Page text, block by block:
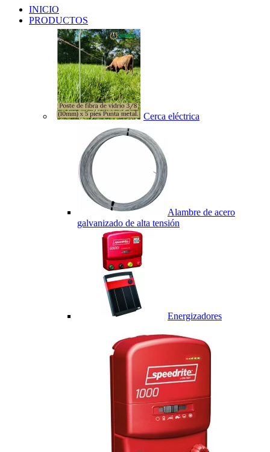
INICIO
PRODUCTOS
Cerca eléctrica
Alambre de acero
galvanizado de alta tensión
Energizadores